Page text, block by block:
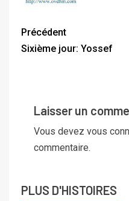
Précédent
Sixième jour: Yossef
Laisser un
Vous devez vous
commentaire.
PLUS D'HISTOIRES